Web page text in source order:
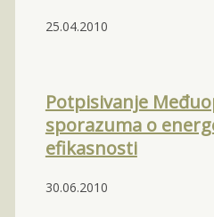
25.04.2010
Potpisivanje
sporazuma o
efikasnosti
30.06.2010